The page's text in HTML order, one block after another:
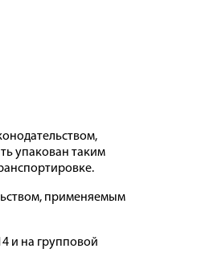
упакован таким
применяемым
и на групповой